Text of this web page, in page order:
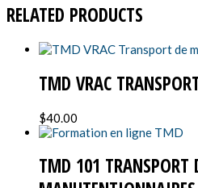
RELATED PRODUCTS
TMD VRAC
$40.00
TMD 101 TRANSPORT